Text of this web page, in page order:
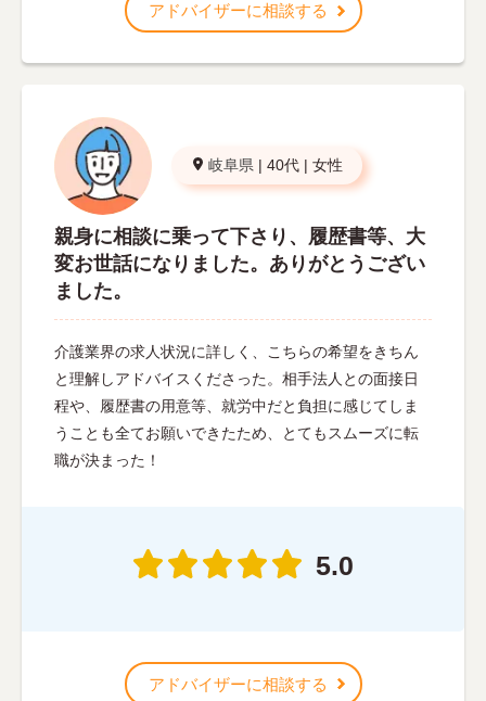
アドバイザーに相談する
岐阜県 | 40代 | 女性
親身に相談に乗って下さり、履歴書等、大
変お世話になりました。ありがとうござい
ました。
介護業界の求人状況に詳しく、こちらの希望をきちん
と理解しアドバイスくださった。相手法人との面接日
程や、履歴書の用意等、就労中だと負担に感じてしま
うことも全てお願いできたため、とてもスムーズに転
職が決まった！
5.0
アドバイザーに相談する